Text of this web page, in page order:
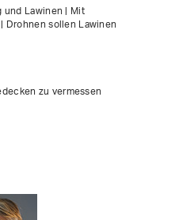
Lawinen | Mit
Drohnen sollen Lawinen
zu vermessen